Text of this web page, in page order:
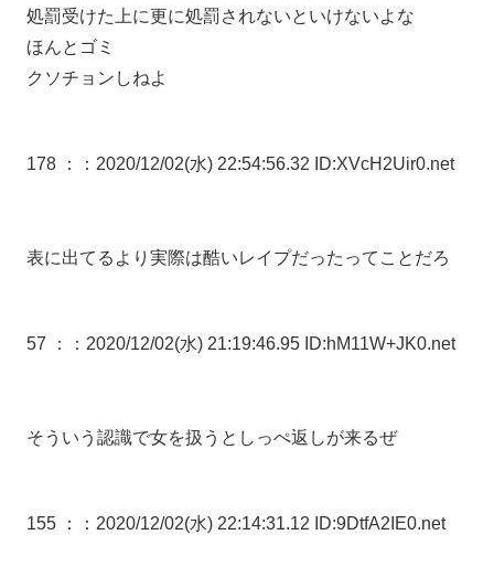
処罰受けた上に更に処罰されないといけないよな
ほんとゴミ
クソチョンしねよ
178 ： ：2020/12/02(水) 22:54:56.32 ID:XVcH2Uir0.net
表に出てるより実際は酷いレイプだったってことだろ
57 ： ：2020/12/02(水) 21:19:46.95 ID:hM11W+JK0.net
そういう認識で女を扱うとしっぺ返しが来るぜ
155 ： ：2020/12/02(水) 22:14:31.12 ID:9DtfA2IE0.net